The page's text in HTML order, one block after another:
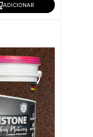
ADICIONAR